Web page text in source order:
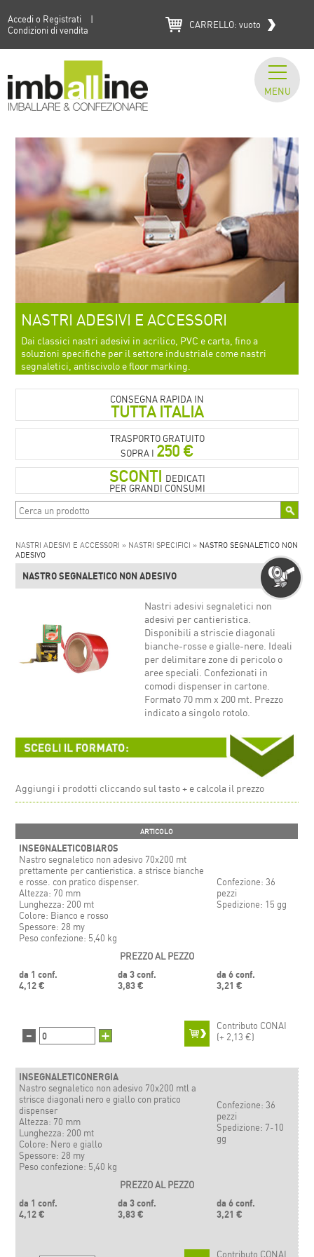
Accedi o Registrati
|
Condizioni di vendita
CARRELLO: vuoto
MENU
NASTRI ADESIVI E ACCESSORI
Dai classici nastri adesivi in acrilico, PVC e carta, fino a
soluzioni specifiche per il settore industriale come nastri
segnaletici, antiscivolo e floor marking.
CONSEGNA RAPIDA IN
TUTTA ITALIA
TRASPORTO GRATUITO
SOPRA I 250 €
SCONTI DEDICATI
PER GRANDI CONSUMI
NASTRI ADESIVI E ACCESSORI » NASTRI SPECIFICI » NASTRO SEGNALETICO NON
ADESIVO
NASTRO SEGNALETICO NON ADESIVO
Nastri adesivi segnaletici non
adesivi per cantieristica.
Disponibili a striscie diagonali
bianche-rosse e gialle-nere. Ideali
per delimitare zone di pericolo o
aree speciali. Confezionati in
comodi dispenser in cartone.
Formato 70 mm x 200 mt. Prezzo
indicato a singolo rotolo.
Aggiungi i prodotti cliccando sul tasto + e calcola il prezzo
ARTICOLO
INSEGNALETICOBIAROS
Nastro segnaletico non adesivo 70x200 mt
prettamente per cantieristica. a strisce bianche
e rosse. con pratico dispenser.
Altezza: 70 mm
Lunghezza: 200 mt
Colore: Bianco e rosso
Spessore: 28 my
Peso confezione: 5,40 kg
Confezione: 36
pezzi
Spedizione: 15 gg
PREZZO AL PEZZO
da 1 conf.
4,12 €
da 3 conf.
3,83 €
da 6 conf.
3,21 €
- +
Contributo CONAI
(+ 2,13 €)
INSEGNALETICONERGIA
Nastro segnaletico non adesivo 70x200 mtl a
strisce diagonali nero e giallo con pratico
dispenser
Altezza: 70 mm
Lunghezza: 200 mt
Colore: Nero e giallo
Spessore: 28 my
Peso confezione: 5,40 kg
Confezione: 36
pezzi
Spedizione: 7-10
gg
PREZZO AL PEZZO
da 1 conf.
4,12 €
da 3 conf.
3,83 €
da 6 conf.
3,21 €
Contributo CONAI